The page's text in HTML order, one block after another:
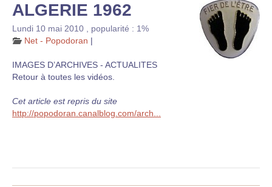
ALGERIE 1962
Lundi 10 mai 2010
popularité : 1%
Net - Popodoran |
IMAGES D’ARCHIVES - ACTUALITES
Retour à toutes les vidéos.
Cet article est repris du site
http://popodoran.canalblog.com/arch...